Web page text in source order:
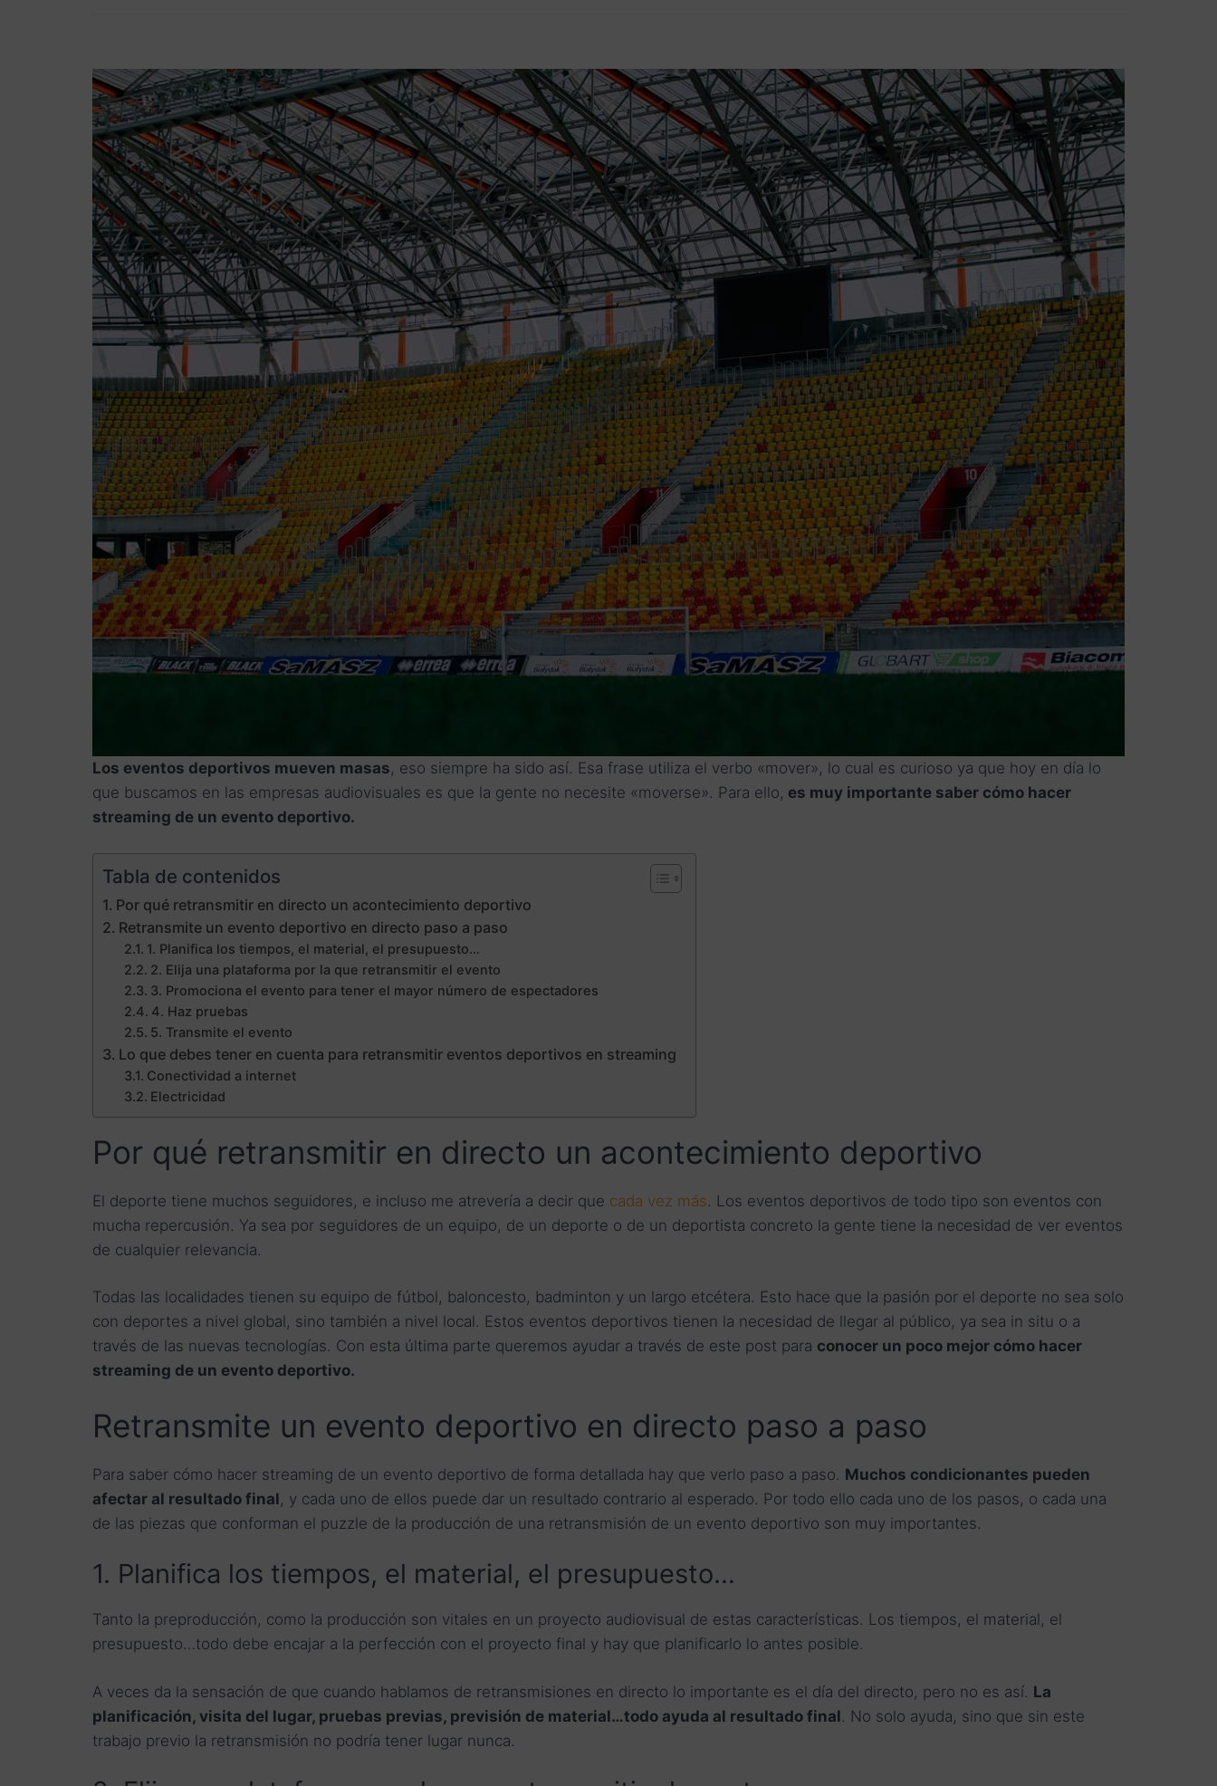
Los eventos deportivos mueven masas, eso siempre ha sido así. Esa frase utiliza el verbo «mover», lo cual es curioso ya que hoy en día lo
que buscamos en las empresas audiovisuales es que la gente no necesite «moverse». Para ello, es muy importante saber cómo hacer
streaming de un evento deportivo.
Tabla de contenidos
Por qué retransmitir en directo un acontecimiento deportivo
Retransmite un evento deportivo en directo paso a paso
1. Planifica los tiempos, el material, el presupuesto…
2. Elija una plataforma por la que retransmitir el evento
3. Promociona el evento para tener el mayor número de espectadores
4. Haz pruebas
5. Transmite el evento
Lo que debes tener en cuenta para retransmitir eventos deportivos en streaming
Conectividad a internet
Electricidad
Por qué retransmitir en directo un acontecimiento deportivo
El deporte tiene muchos seguidores, e incluso me atrevería a decir que cada vez más. Los eventos deportivos de todo tipo son eventos con
mucha repercusión. Ya sea por seguidores de un equipo, de un deporte o de un deportista concreto la gente tiene la necesidad de ver eventos
de cualquier relevancia.
Todas las localidades tienen su equipo de fútbol, baloncesto, badminton y un largo etcétera. Esto hace que la pasión por el deporte no sea solo
con deportes a nivel global, sino también a nivel local. Estos eventos deportivos tienen la necesidad de llegar al público, ya sea in situ o a
través de las nuevas tecnologías. Con esta última parte queremos ayudar a través de este post para conocer un poco mejor cómo hacer
streaming de un evento deportivo.
Retransmite un evento deportivo en directo paso a paso
Para saber cómo hacer streaming de un evento deportivo de forma detallada hay que verlo paso a paso. Muchos condicionantes pueden
afectar al resultado final, y cada uno de ellos puede dar un resultado contrario al esperado. Por todo ello cada uno de los pasos, o cada una
de las piezas que conforman el puzzle de la producción de una retransmisión de un evento deportivo son muy importantes.
1. Planifica los tiempos, el material, el presupuesto…
Tanto la preproducción, como la producción son vitales en un proyecto audiovisual de estas características. Los tiempos, el material, el
presupuesto…todo debe encajar a la perfección con el proyecto final y hay que planificarlo lo antes posible.
A veces da la sensación de que cuando hablamos de retransmisiones en directo lo importante es el día del directo, pero no es así. La
planificación, visita del lugar, pruebas previas, previsión de material…todo ayuda al resultado final. No solo ayuda, sino que sin este
trabajo previo la retransmisión no podría tener lugar nunca.